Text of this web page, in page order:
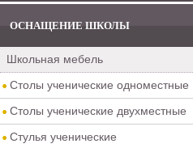
ОСНАЩЕНИЕ ШКОЛЫ
Школьная мебель
Столы ученические одноместные
Столы ученические двухместные
Стулья ученические